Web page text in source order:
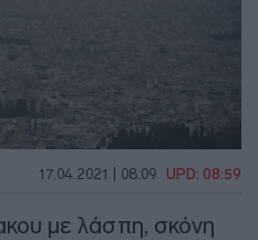
17.04.2021 | 08:09 UPD: 08:59
με λάσπη, σκόνη